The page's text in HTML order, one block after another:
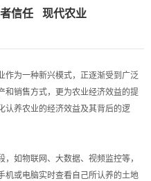
信任
现代农业
作为一种新兴模式，正逐渐受到广泛
和销售方式，更为农业经济效益的提
认养农业的经济效益及其背后的逻
如物联网、大数据、视频监控等，
机或电脑实时查看自己所认养的土地